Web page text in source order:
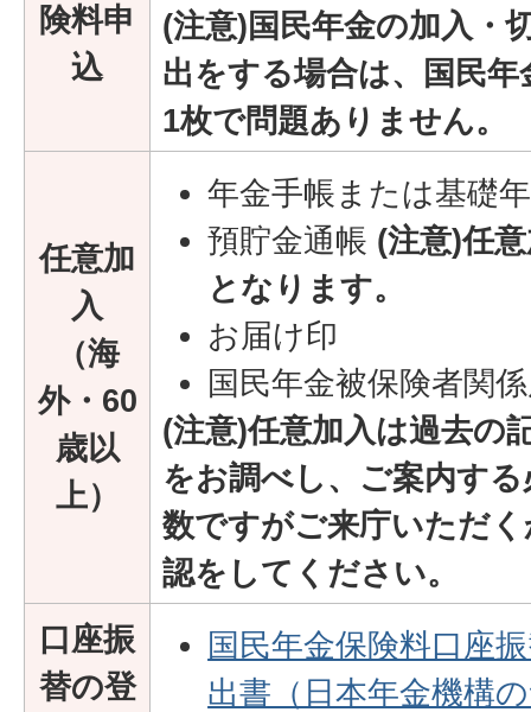
険料申
込
(注意)国民年金の加入・
出をする場合は、国民
1枚で問題ありません。
任意加
入
（海
外・60
歳以
上）
年金手帳または基礎
預貯金通帳 (注意)任
となります。
お届け印
国民年金被保険者関
(注意)任意加入は過去の
をお調べし、ご案内す
数ですがご来庁いただ
認をしてください。
口座振
替の登
国民年金保険料口座
出書（日本年金機構